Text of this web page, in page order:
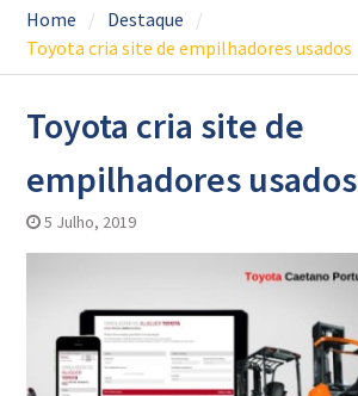
Home
Destaque
Toyota cria site de empilhadores usados
Toyota cria site de
empilhadores usados
5 Julho, 2019